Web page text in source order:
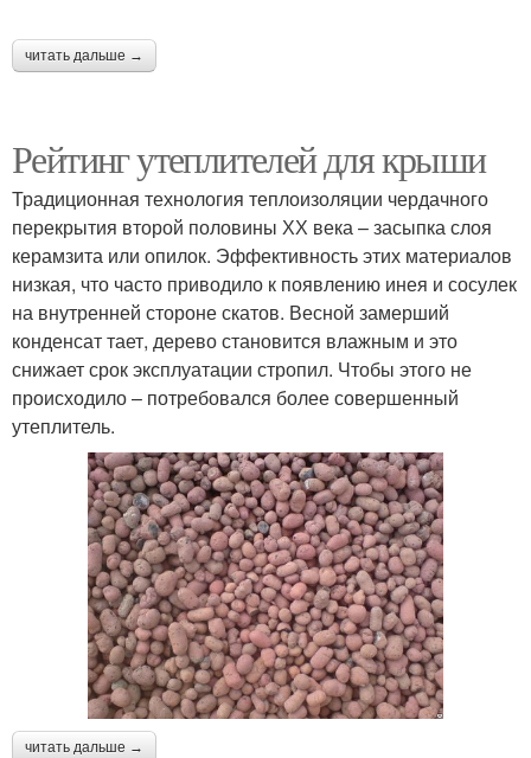
читать дальше →
Рейтинг утеплителей для крыши
Традиционная технология теплоизоляции чердачного
перекрытия второй половины ХХ века – засыпка слоя
керамзита или опилок. Эффективность этих материалов
низкая, что часто приводило к появлению инея и сосулек
на внутренней стороне скатов. Весной замерший
конденсат тает, дерево становится влажным и это
снижает срок эксплуатации стропил. Чтобы этого не
происходило – потребовался более совершенный
утеплитель.
читать дальше →